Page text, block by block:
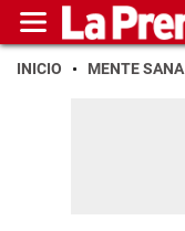
INICIO MENTE SANA